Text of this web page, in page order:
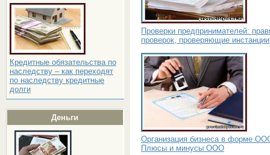
Кредитные обязательства по
наследству – как переходят
по наследству кредитные
долги
Деньги
Проверки предпринимателей:
проверок, проверяющие инстанции
Организация бизнеса в форме
Плюсы и минусы ООО